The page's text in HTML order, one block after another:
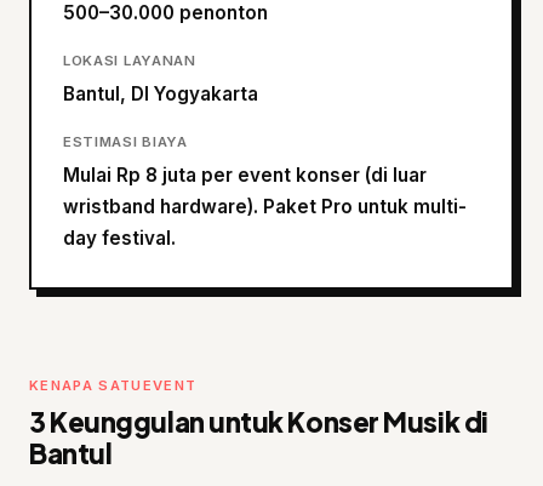
500–30.000 penonton
LOKASI LAYANAN
Bantul, DI Yogyakarta
ESTIMASI BIAYA
Mulai Rp 8 juta per event konser (di luar
wristband hardware). Paket Pro untuk multi-
day festival.
KENAPA SATUEVENT
3 Keunggulan untuk Konser Musik di
Bantul